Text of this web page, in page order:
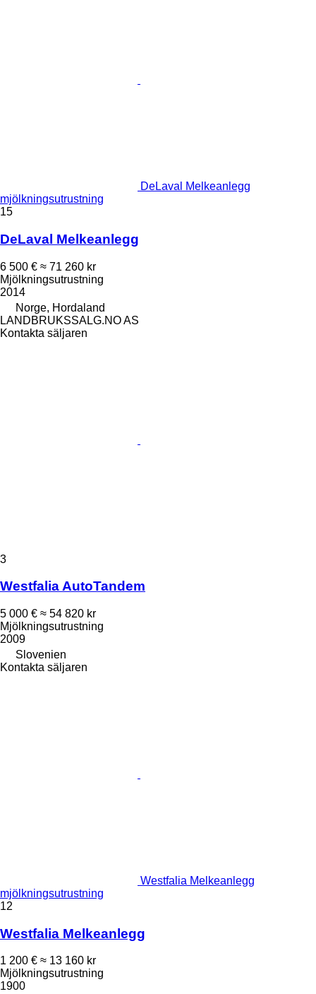
DeLaval Melkeanlegg
mjölkningsutrustning
15
DeLaval Melkeanlegg
6 500 € ≈ 71 260 kr
Mjölkningsutrustning
2014
Norge, Hordaland
LANDBRUKSSALG.NO AS
Kontakta säljaren
3
Westfalia AutoTandem
5 000 € ≈ 54 820 kr
Mjölkningsutrustning
2009
Slovenien
Kontakta säljaren
Westfalia Melkeanlegg
mjölkningsutrustning
12
Westfalia Melkeanlegg
1 200 € ≈ 13 160 kr
Mjölkningsutrustning
1900